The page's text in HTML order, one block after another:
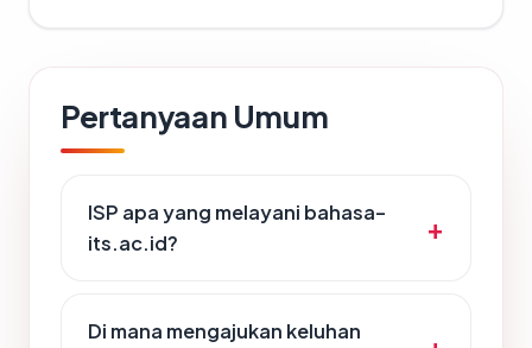
Pertanyaan Umum
ISP apa yang melayani bahasa-
its.ac.id?
Di mana mengajukan keluhan